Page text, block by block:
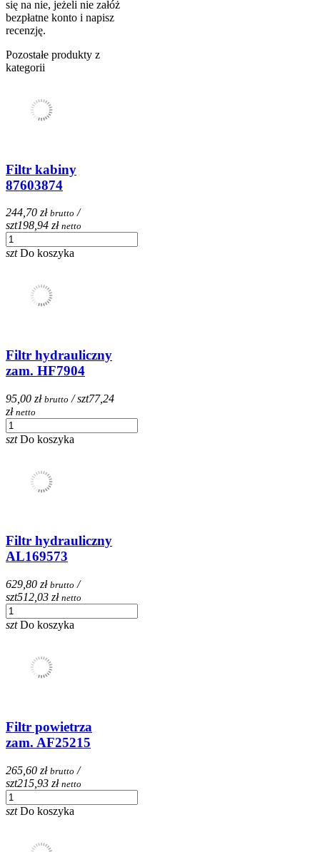
się na nie, jeżeli nie załóż
bezpłatne konto i napisz
recenzję.
Pozostałe produkty z
kategorii
Filtr kabiny
87603874
244,70 zł brutto /
szt198,94 zł netto
szt Do koszyka
Filtr hydrauliczny
zam. HF7904
95,00 zł brutto / szt77,24
zł netto
szt Do koszyka
Filtr hydrauliczny
AL169573
629,80 zł brutto /
szt512,03 zł netto
szt Do koszyka
Filtr powietrza
zam. AF25215
265,60 zł brutto /
szt215,93 zł netto
szt Do koszyka